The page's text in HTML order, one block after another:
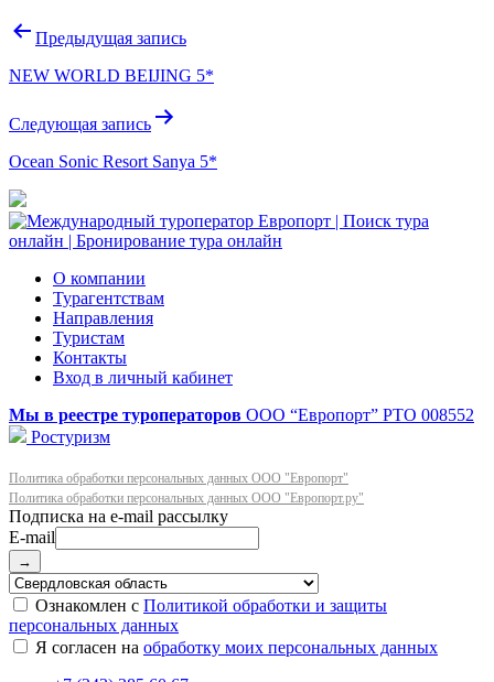
Навигация
записям
Предыдущая запись
NEW WORLD BEIJING 5*
Следующая запись
Ocean Sonic Resort Sanya 5*
О компании
Турагентствам
Направления
Туристам
Контакты
Вход в личный кабинет
Мы в реестре туроператоров ООО “Европорт” РТО 008552
Ростуризм
Политика обработки персональных данных ООО "Европорт"
Политика обработки персональных данных ООО "Европорт.ру"
E-mail
→
Ознакомлен с Политикой обработки и защиты
персональных данных
Я согласен на обработку моих персональных данных